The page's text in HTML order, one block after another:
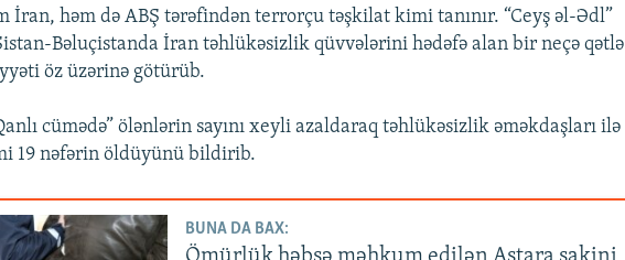
İran, həm də ABŞ tərəfindən terrorçu təşkilat kimi tanınır. “Ceyş əl-Ədl”
Bəluçistanda İran təhlükəsizlik qüvvələrini hədəfə alan bir neçə qətlə
öz üzərinə götürüb.
cümədə” ölənlərin sayını xeyli azaldaraq təhlükəsizlik əməkdaşları ilə
19 nəfərin öldüyünü bildirib.
BUNA DA BAX: